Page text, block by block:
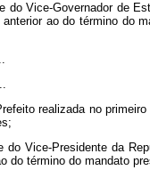
do Vice-Governador de
ao do término do
realizada no
do Vice-Presidente da
do término do mandato